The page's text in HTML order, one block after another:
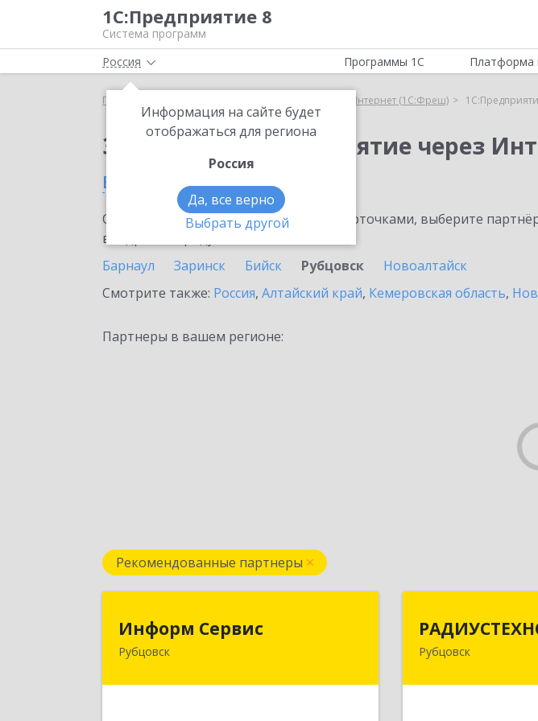
1С:Предприятие 8
Система программ
Россия
Информация на сайте будет
отображаться для региона
Россия
Да, все верно
Выбрать другой
Программы 1С Платформа
Главная 1С:Предприятие через Интернет (1С:Фреш)
Заказать 1С:Предприятие через
в Рубцовске
Ознакомьтесь с информационными карточками, выберите
внедрение продукта.
Барнаул
Заринск Бийск Рубцовск
Новоалтайск
Смотрите также: Россия, Алтайский край, Кемеровская область,
Партнеры в вашем регионе:
Рекомендованные партнеры
Информ Сервис
Рубцовск
658204, Алтайский край, Рубцовск г,
Рубцовск
658225,